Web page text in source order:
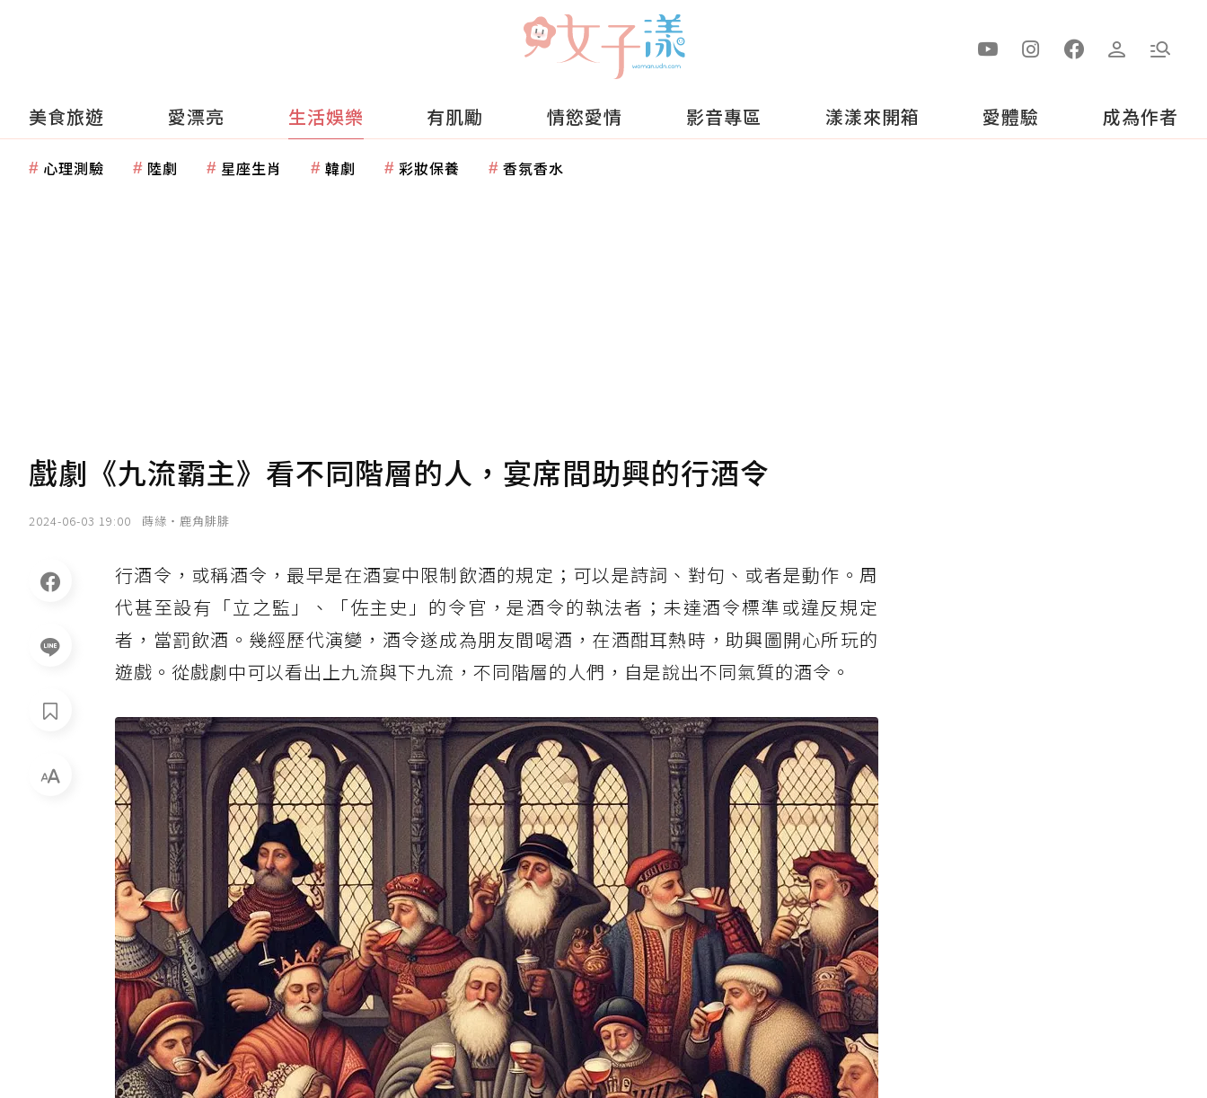
美食旅遊 愛漂亮 生活娛樂 有肌勵 情慾愛情 影音專區 漾漾來開箱 愛體驗 成為作者
心理測驗 陸劇 星座生肖 韓劇 彩妝保養 香氛香水
戲劇《九流霸主》看不同階層的人，宴席間助興的行酒令
2024-06-03 19:00 蒔緣‧鹿角腓腓
行酒令，或稱酒令，最早是在酒宴中限制飲酒的規定；可以是詩詞、對句、或者是動作。周
代甚至設有「立之監」、「佐主史」的令官，是酒令的執法者；未達酒令標準或違反規定
者，當罰飲酒。幾經歷代演變，酒令遂成為朋友間喝酒，在酒酣耳熱時，助興圖開心所玩的
遊戲。從戲劇中可以看出上九流與下九流，不同階層的人們，自是說出不同氣質的酒令。